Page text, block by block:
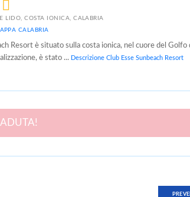
LIDO, COSTA IONICA, CALABRIA
CALABRIA
Resort è situato sulla costa ionica, nel cuore del
è stato ... Descrizione Club Esse Sunbeach Resort